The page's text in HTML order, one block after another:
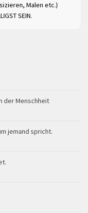
Malen etc.)
SEIN.
der Menschheit
jemand spricht.